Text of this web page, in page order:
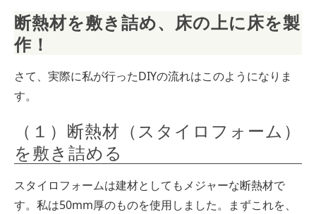
断熱材を敷き詰め、床の上に床を製
作！
さて、実際に私が行ったDIYの流れはこのようになりま
す。
（１）断熱材（スタイロフォーム）
を敷き詰める
スタイロフォームは建材としてもメジャーな断熱材で
す。私は50mm厚のものを使用しました。まずこれを、